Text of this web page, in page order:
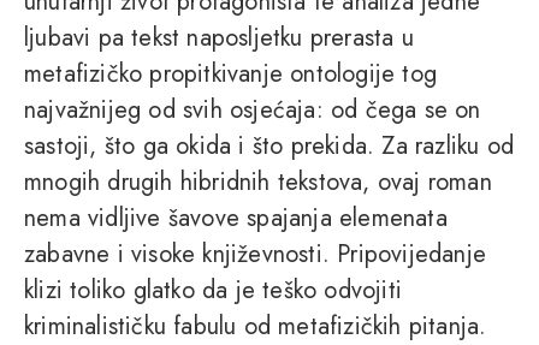
ljubavi pa tekst naposljetku prerasta u
metafizičko propitkivanje ontologije tog
najvažnijeg od svih osjećaja: od čega se on
sastoji, što ga okida i što prekida. Za razliku od
mnogih drugih hibridnih tekstova, ovaj roman
nema vidljive šavove spajanja elemenata
zabavne i visoke književnosti. Pripovijedanje
klizi toliko glatko da je teško odvojiti
kriminalističku fabulu od metafizičkih pitanja.